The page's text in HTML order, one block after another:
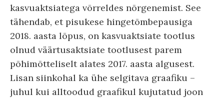
kasvuaktsiatega võrreldes nõrgenemist. See
tähendab, et pisukese hingetõmbepausiga
2018. aasta lõpus, on kasvuaktsiate tootlus
olnud väärtusaktsiate tootlusest parem
põhimõtteliselt alates 2017. aasta algusest.
Lisan siinkohal ka ühe selgitava graafiku –
juhul kui alltoodud graafikul kujutatud joon